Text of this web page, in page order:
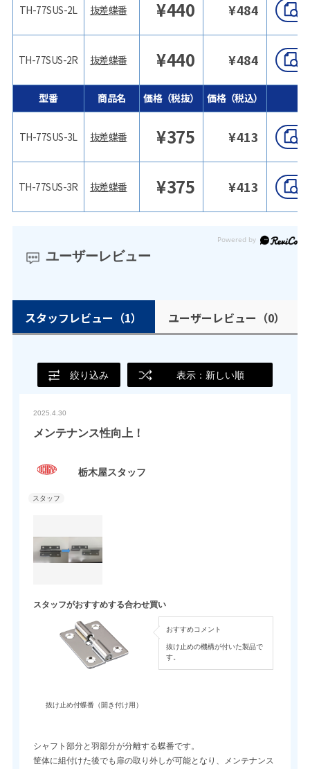
TH-77SUS-2L
TH-77SUS-2R
型番
TH-77SUS-3L
TH-77SUS-3R
抜差蝶番 ¥440 ¥484
抜差蝶番 ¥440 ¥484
商品名 価格（税抜） 価格（税込）
抜差蝶番 ¥375 ¥413
抜差蝶番 ¥375 ¥413
ユーザーレビュー
スタッフレビュー （1） ユーザーレビュー （0）
絞り込み 表示：新しい順
2025.4.30
メンテナンス性向上！
栃木屋スタッフ
スタッフがおすすめする合わせ買い
抜け止め付蝶番（開き付け用）
おすすめコメント
抜け止めの機構が付いた製品で
す。
シャフト部分と羽部分が分離する蝶番です。
筐体に組付けた後でも扉の取り外しが可能となり、メンテナンス